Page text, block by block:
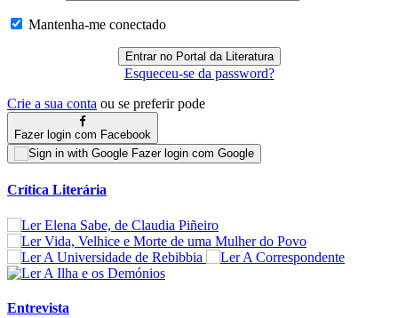
Mantenha-me conectado
Esqueceu-se da password?
Crie a sua conta ou se preferir pode
Fazer login com Facebook
Fazer login com Google
Crítica Literária
Entrevista